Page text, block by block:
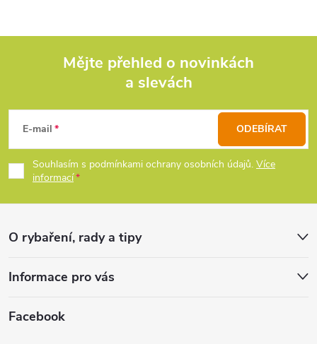
p
a
Mějte přehled o novinkách
a slevách
E-mail
Souhlasím s podmínkami ochrany osobních údajů. Více
informací
ODEBÍRAT
O rybaření, rady a tipy
Informace pro vás
Facebook